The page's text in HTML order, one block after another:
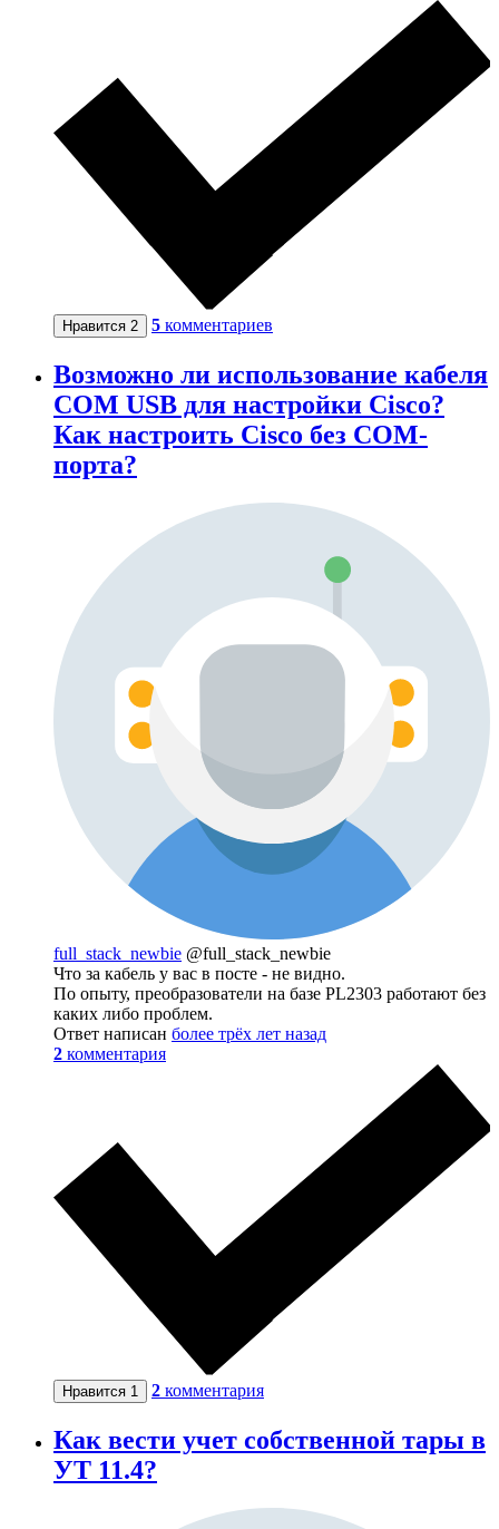
Нравится 2 5 комментариев
Возможно ли использование кабеля
COM USB для настройки Cisco?
Как настроить Cisco без COM-
порта?
full_stack_newbie @full_stack_newbie
Что за кабель у вас в посте - не видно.
По опыту, преобразователи на базе PL2303 работают без
каких либо проблем.
Ответ написан более трёх лет назад
2 комментария
Нравится 1 2 комментария
Как вести учет собственной тары в
УТ 11.4?